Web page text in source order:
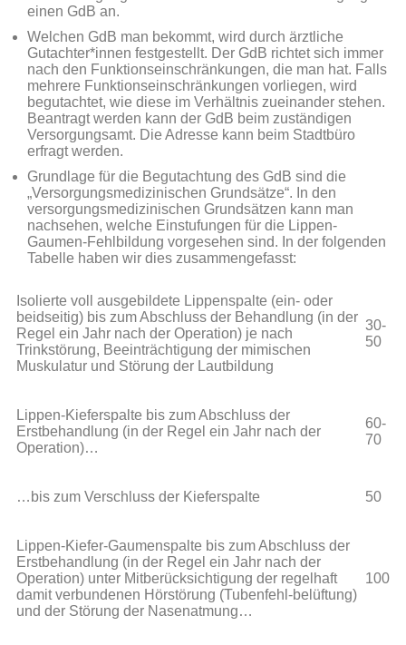
einen GdB an.
Welchen GdB man bekommt, wird durch ärztliche
Gutachter*innen festgestellt. Der GdB richtet sich immer
nach den Funktionseinschränkungen, die man hat. Falls
mehrere Funktionseinschränkungen vorliegen, wird
begutachtet, wie diese im Verhältnis zueinander stehen.
Beantragt werden kann der GdB beim zuständigen
Versorgungsamt. Die Adresse kann beim Stadtbüro
erfragt werden.
Grundlage für die Begutachtung des GdB sind die
„Versorgungsmedizinischen Grundsätze“. In den
versorgungsmedizinischen Grundsätzen kann man
nachsehen, welche Einstufungen für die Lippen-
Gaumen-Fehlbildung vorgesehen sind. In der folgenden
Tabelle haben wir dies zusammengefasst:
Isolierte voll ausgebildete Lippenspalte (ein- oder
beidseitig) bis zum Abschluss der Behandlung (in der
Regel ein Jahr nach der Operation) je nach
Trinkstörung, Beeinträchtigung der mimischen
Muskulatur und Störung der Lautbildung
30-
50
Lippen-Kieferspalte bis zum Abschluss der
Erstbehandlung (in der Regel ein Jahr nach der
Operation)…
60-
70
…bis zum Verschluss der Kieferspalte 50
Lippen-Kiefer-Gaumenspalte bis zum Abschluss der
Erstbehandlung (in der Regel ein Jahr nach der
Operation) unter Mitberücksichtigung der regelhaft
damit verbundenen Hörstörung (Tubenfehl-belüftung)
und der Störung der Nasenatmung…
100